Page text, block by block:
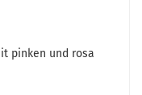
pinken und rosa